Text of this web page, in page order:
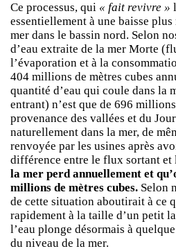
Ce processus, qui « fait revivre »
essentiellement à une baisse
mer dans le bassin nord. Selon
d’eau extraite de la mer Morte
l’évaporation et à la
404 millions de mètres cubes
quantité d’eau qui coule dans la
entrant) n’est que de 696
provenance des vallées et du
naturellement dans la mer, de
renvoyée par les usines après
différence entre le flux sortant et
la mer perd annuellement et
millions de mètres cubes. Selon
de cette situation aboutirait à ce
rapidement à la taille d’un petit
l’eau plonge désormais à
du niveau de la mer.